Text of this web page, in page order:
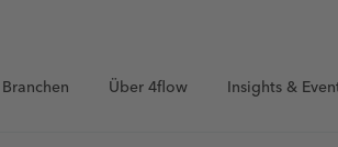
Branchen Über 4flow Insights &